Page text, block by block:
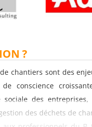
?
chantiers sont des
conscience
sociale des
des déchets de